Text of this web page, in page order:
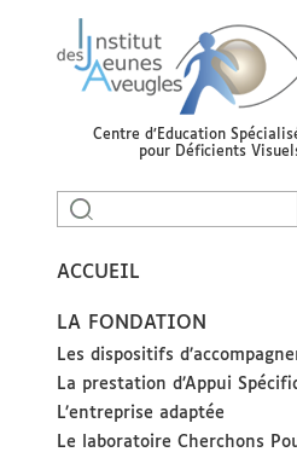
la
recherche
menu
principal
contenu
Institut
des
Jeunes
Aveugles|
Centre
d’Education
Spécialisé
pour
Déficients
Visuels
Centre d’Education
pour Déficients
Rechercher
:
ACCUEIL
LA FONDATION
Les dispositifs
La prestation d’Appui
L’entreprise adaptée
Le laboratoire Cherchons